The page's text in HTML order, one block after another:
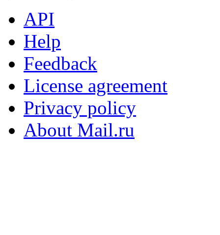
API
Help
Feedback
License agreement
Privacy policy
About Mail.ru